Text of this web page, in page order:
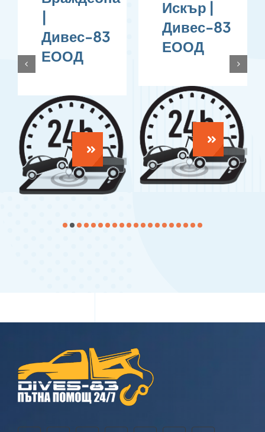
Дивес-83
ЕООД
Искър |
Дивес-83
ЕООД